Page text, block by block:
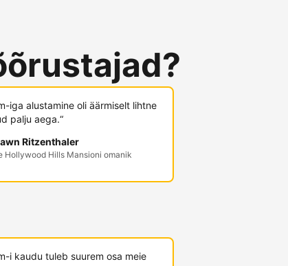
iga alustamine oli äärmiselt lihtne
palju aega.“
Ritzenthaler
Hollywood Hills Mansioni omanik
i kaudu tuleb suurem osa meie